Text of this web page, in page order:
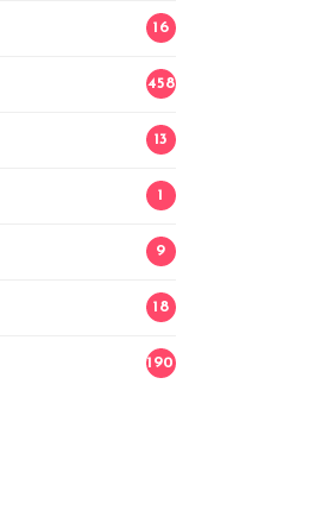
16
458
13
1
9
18
190